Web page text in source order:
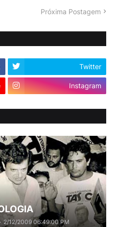
Próxima Postagem
Twitter
Instagram
2/12/2009 06:49:00 PM